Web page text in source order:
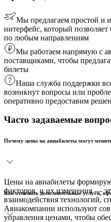
Мы предлагаем простой и
интерфейс, который
по любым направлениям
Мы работаем напрямую с
поставщиками, чтобы
билеты
Наша служба поддержки
возникнут вопросы или
оперативно предоставим
Часто задаваемые
Почему цены на авиабилеты могут
Цены на авиабилеты
факторов, и их изменения —
взаимодействия технологий,
Авиакомпании используют
управления ценами, чтобы
Как отменить дополнительные услуги,